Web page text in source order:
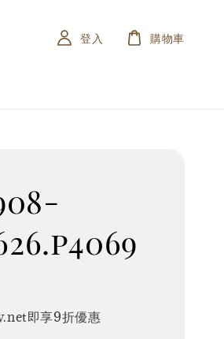
登入 購物車
即享9折優惠